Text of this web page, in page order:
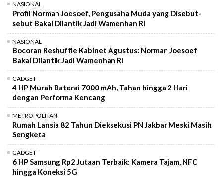
NASIONAL
Profil Norman Joesoef, Pengusaha Muda yang Disebut-
sebut Bakal Dilantik Jadi Wamenhan RI
NASIONAL
Bocoran Reshuffle Kabinet Agustus: Norman Joesoef
Bakal Dilantik Jadi Wamenhan RI
GADGET
4 HP Murah Baterai 7000 mAh, Tahan hingga 2 Hari
dengan Performa Kencang
METROPOLITAN
Rumah Lansia 82 Tahun Dieksekusi PN Jakbar Meski Masih
Sengketa
GADGET
6 HP Samsung Rp2 Jutaan Terbaik: Kamera Tajam, NFC
hingga Koneksi 5G